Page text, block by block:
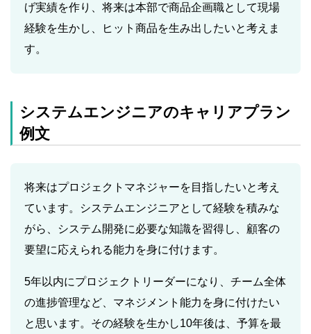
げ実績を作り、将来は本部で商品企画職として現場
経験を生かし、ヒット商品を生み出したいと考えま
す。
システムエンジニアのキャリアプラン
例文
将来はプロジェクトマネジャーを目指したいと考え
ています。システムエンジニアとして経験を積みな
がら、システム開発に必要な知識を習得し、顧客の
要望に応えられる能力を身に付けます。
5年以内にプロジェクトリーダーになり、チーム全体
の進捗管理など、マネジメント能力を身に付けたい
と思います。その経験を生かし10年後は、予算を最